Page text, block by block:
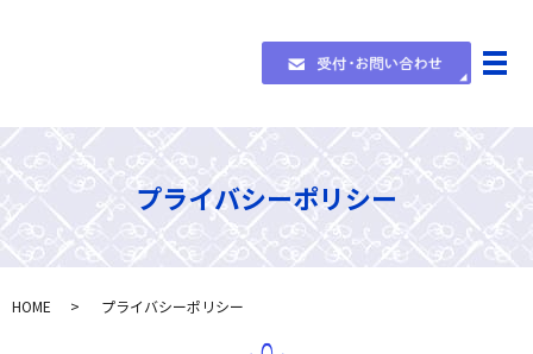
メ
プライバシーポリシー
HOME プライバシーポリシー